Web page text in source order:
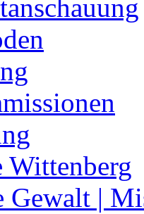
Wittenberg
Gewalt |